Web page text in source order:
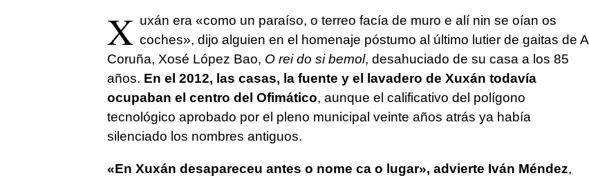
X uxán era «como un paraíso, o terreo facía de muro e alí nin se oían os
coches», dijo alguien en el homenaje póstumo al último lutier de gaitas de A
Coruña, Xosé López Bao, O rei do si bemol, desahuciado de su casa a los 85
años. En el 2012, las casas, la fuente y el lavadero de Xuxán todavía
ocupaban el centro del Ofimático, aunque el calificativo del polígono
tecnológico aprobado por el pleno municipal veinte años atrás ya había
silenciado los nombres antiguos.
«En Xuxán desapareceu antes o nome ca o lugar», advierte Iván Méndez,